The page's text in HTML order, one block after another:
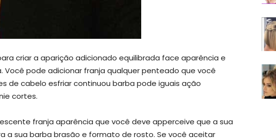
criar a aparição adicionado equilibrada face aparência e
pode adicionar franja qualquer penteado que você
de cabelo esfriar continuou barba pode iguais ação
cortes.
franja aparência que você deve apperceive que a sua
a sua barba brasão e formato de rosto. Se você aceitar